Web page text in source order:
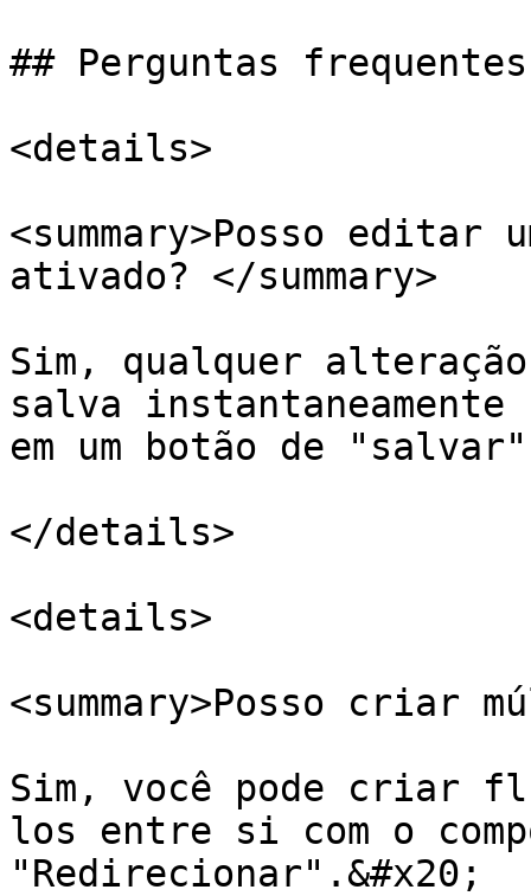
## Perguntas frequentes
<details>
<summary>Posso
ativado? </summary>
Sim, qualquer
salva
em um botão de
</details>
<details>
<summary>Posso criar
Sim, você pode criar
los entre si com o
"Redirecionar".&#x20;